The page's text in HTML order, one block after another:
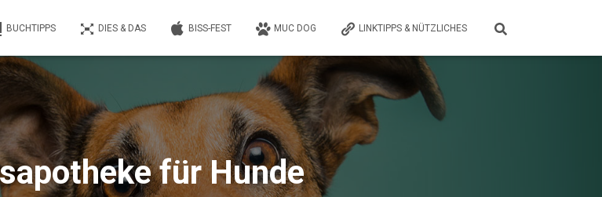
BUCHTIPPS DIES & DAS BISS-FEST MUC DOG LINKTIPPS & NÜTZLICHES
für Hunde